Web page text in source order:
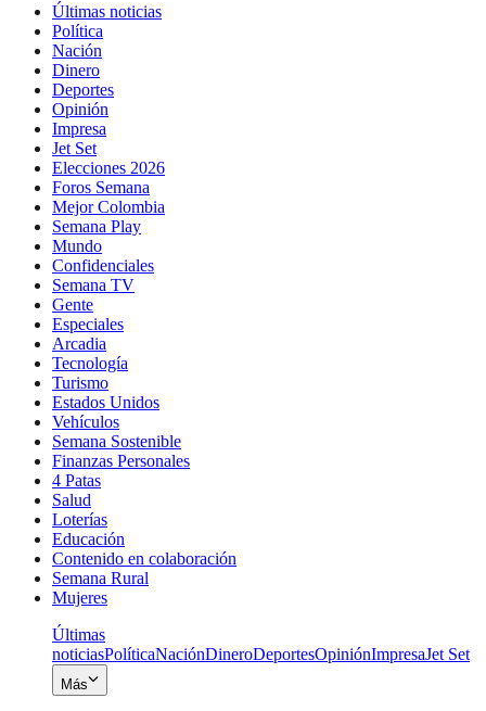
Últimas noticias
Política
Nación
Dinero
Deportes
Opinión
Impresa
Jet Set
Elecciones 2026
Foros Semana
Mejor Colombia
Semana Play
Mundo
Confidenciales
Semana TV
Gente
Especiales
Arcadia
Tecnología
Turismo
Estados Unidos
Vehículos
Semana Sostenible
Finanzas Personales
4 Patas
Salud
Loterías
Educación
Contenido en colaboración
Semana Rural
Mujeres
Últimas
noticiasPolíticaNaciónDineroDeportesOpiniónImpresaJet Set
Más